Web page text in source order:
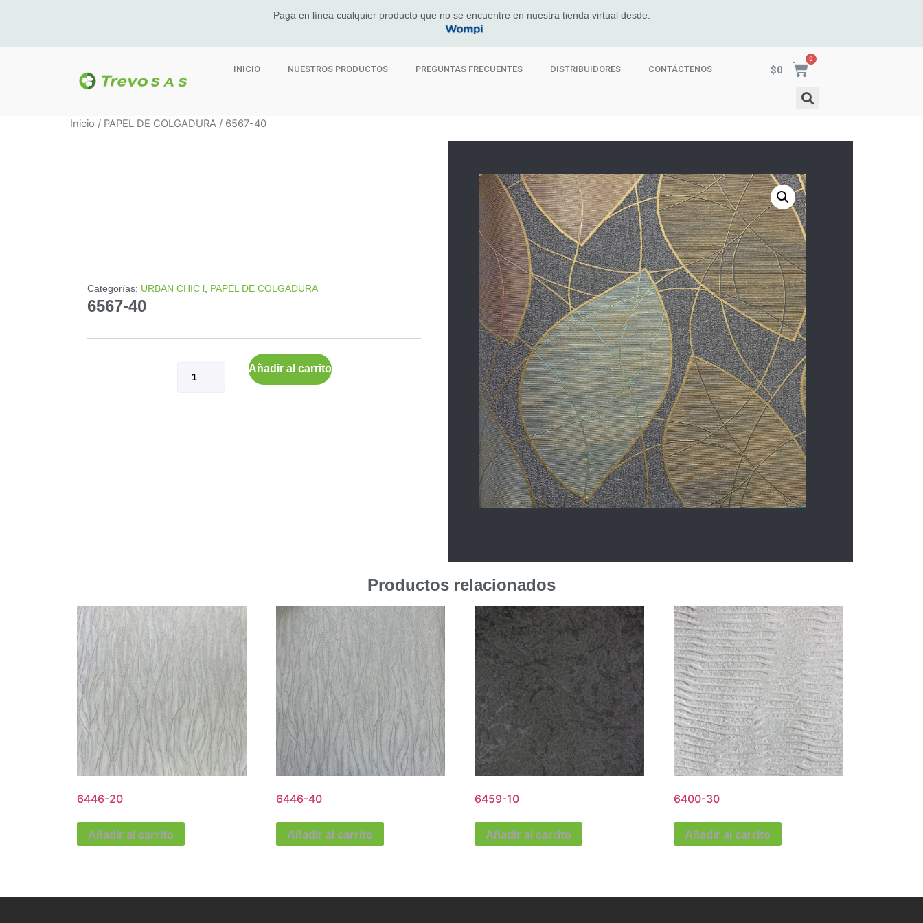
Paga en línea cualquier producto que no se encuentre en nuestra tienda virtual desde:
INICIO NUESTROS PRODUCTOS PREGUNTAS FRECUENTES DISTRIBUIDORES CONTÁCTENOS $0
Inicio / PAPEL DE COLGADURA / 6567-40
Categorías: URBAN CHIC l PAPEL DE COLGADURA
6567-40
Añadir al carrito
Productos relacionados
6446-20
Añadir al carrito
6446-40
Añadir al carrito
6459-10
Añadir al carrito
6400-30
Añadir al carrito